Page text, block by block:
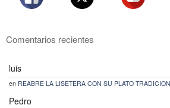
Comentarios recientes
luis
en REABRE LA LISETERA CON SU PLATO
Pedro